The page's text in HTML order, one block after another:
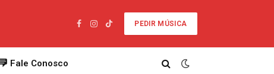
Facebook
Instagram
TikTok
PEDIR MÚSICA
Fale Conosco